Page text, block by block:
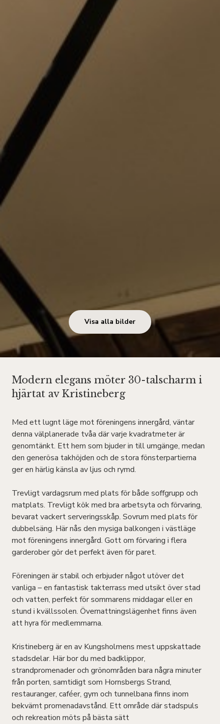
Visa alla bilder
Modern elegans möter 30-talscharm i
hjärtat av Kristineberg
Med ett lugnt läge mot föreningens innergård, väntar
denna välplanerade tvåa där varje kvadratmeter är
genomtänkt. Ett hem som bjuder in till umgänge, medan
den generösa takhöjden och de stora fönsterpartierna
ger en härlig känsla av ljus och rymd.
Trevligt vardagsrum med plats för både soffgrupp och
matplats. Trevligt kök med bra arbetsyta och förvaring,
bevarat vackert serveringsskåp. Sovrum med plats för
dubbelsäng. Här nås den mysiga balkongen i västläge
mot föreningens innergård. Gott om förvaring i flera
garderober gör det perfekt även för paret.
Föreningen är stabil och erbjuder något utöver det
vanliga – en fantastisk takterrass med utsikt över stad
och vatten, perfekt för sommarens middagar eller en
stund i kvällssolen. Övernattningslägenhet finns även
att hyra för medlemmarna.
Kristineberg är en av Kungsholmens mest uppskattade
stadsdelar. Här bor du med badklippor,
strandpromenader och grönområden bara några minuter
från porten, samtidigt som Hornsbergs Strand,
restauranger, caféer, gym och tunnelbana finns inom
bekvämt promenadavstånd. Ett område där stadspuls
och rekreation möts på bästa sätt